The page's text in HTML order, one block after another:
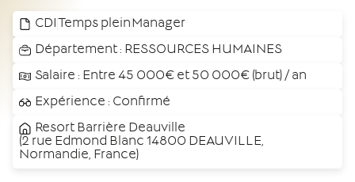
CDI Temps pleinManager
Département : RESSOURCES HUMAINES
Salaire : Entre 45 000€ et 50 000€ (brut) / an
Expérience : Confirmé
Resort Barrière Deauville
(2 rue Edmond Blanc 14800 DEAUVILLE,
Normandie, France)